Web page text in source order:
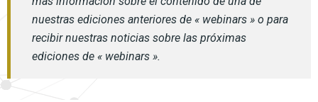
nuestras ediciones anteriores de « webinars » o para
recibir nuestras noticias sobre las próximas
ediciones de « webinars ».